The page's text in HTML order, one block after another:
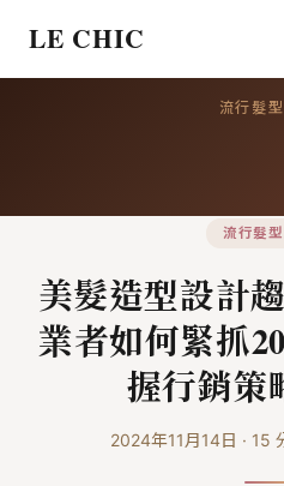
LE CHIC
流行髮
流行髮
美髮造型設計
業者如何緊抓
握行銷策
2024年11月14日 · 15